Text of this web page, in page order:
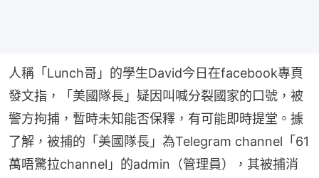
人稱「Lunch哥」的學生David今日在facebook專頁
發文指，「美國隊長」疑因叫喊分裂國家的口號，被
警方拘捕，暫時未知能否保釋，有可能即時提堂。據
了解，被捕的「美國隊長」為Telegram channel「61
萬唔驚拉channel」的admin（管理員），其被捕消